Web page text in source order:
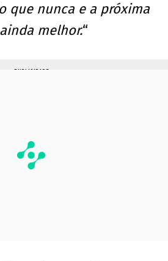
que nunca e a próxima
melhor.“
PUBLICIDADE